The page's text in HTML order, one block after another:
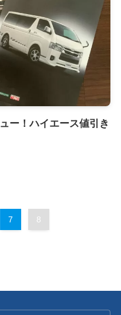
ー！ハイエース値引き
7 8